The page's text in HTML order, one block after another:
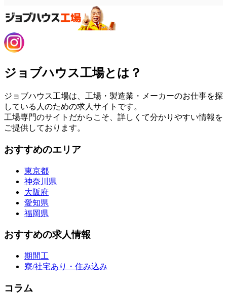
ジョブハウス工場とは？
ジョブハウス工場は、工場・製造業・メーカーのお仕事を探
している人のための求人サイトです。
工場専門のサイトだからこそ、詳しくて分かりやすい情報を
ご提供しております。
おすすめのエリア
東京都
神奈川県
大阪府
愛知県
福岡県
おすすめの求人情報
期間工
寮/社宅あり・住み込み
コラム